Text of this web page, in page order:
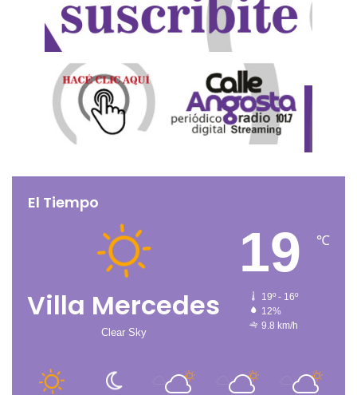
El Tiempo
Villa Mercedes
Clear Sky
19 ℃
19º - 16º
12%
9.8 km/h